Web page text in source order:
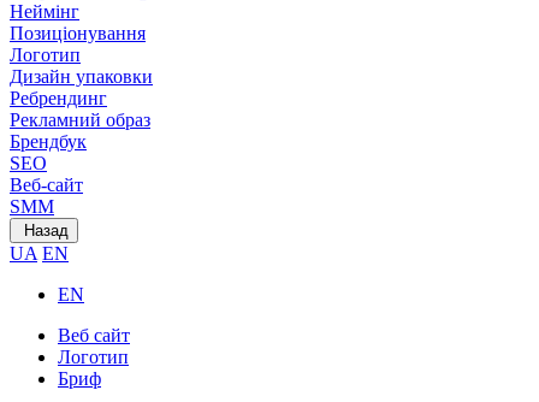
Неймінг
Позиціонування
Логотип
Дизайн упаковки
Ребрендинг
Рекламний образ
Брендбук
SEO
Веб-сайт
SMM
Назад
UA EN
EN
Веб сайт
Логотип
Бриф